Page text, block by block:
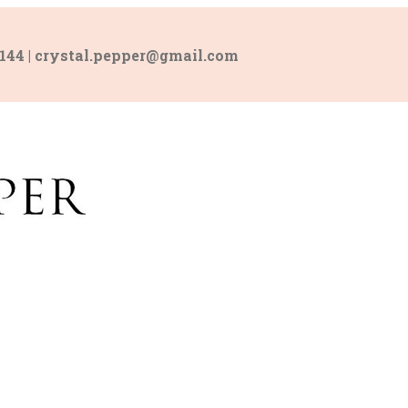
144 | crystal.pepper@gmail.com